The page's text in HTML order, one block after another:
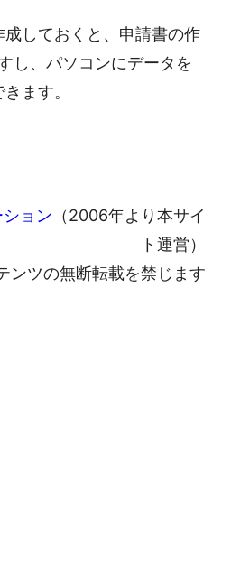
しておくと、申請書の作
し、パソコンにデータを
ます。
ョン （2006年より本サイ
ト運営）
ンツの無断転載を禁じます